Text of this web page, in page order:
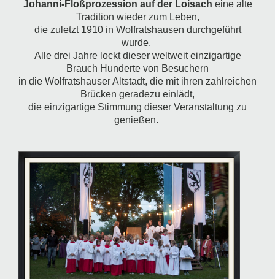
Johanni-Floßprozession auf der Loisach eine alte
Tradition wieder zum Leben,
die zuletzt 1910 in Wolfratshausen durchgeführt
wurde.
Alle drei Jahre lockt dieser weltweit einzigartige
Brauch Hunderte von Besuchern
in die Wolfratshauser Altstadt, die mit ihren zahlreichen
Brücken geradezu einlädt,
die einzigartige Stimmung dieser Veranstaltung zu
genießen.